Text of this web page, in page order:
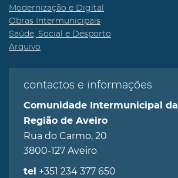
Modernização e Digital
Obras Intermunicipais
Saúde, Social e Desporto
Arquivo
contactos e informações
Comunidade Intermunicipal da
Região de Aveiro
Rua do Carmo, 20
3800-127 Aveiro
tel +351 234 377 650